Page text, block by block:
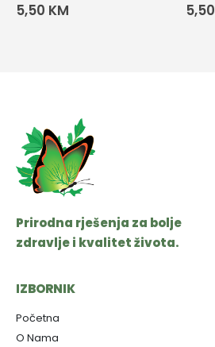
5,50 KM 5,50
Prirodna rješenja za bolje
zdravlje i kvalitet života.
IZBORNIK
Početna
O Nama